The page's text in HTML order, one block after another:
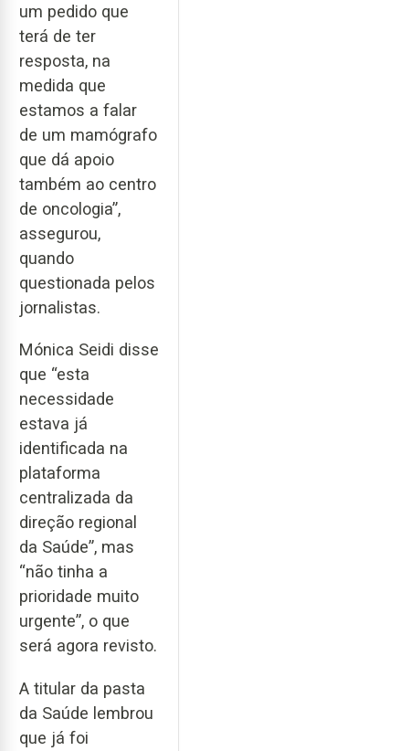
um pedido que
terá de ter
resposta, na
medida que
estamos a falar
de um mamógrafo
que dá apoio
também ao centro
de oncologia”,
assegurou,
quando
questionada pelos
jornalistas.
Mónica Seidi disse
que “esta
necessidade
estava já
identificada na
plataforma
centralizada da
direção regional
da Saúde”, mas
“não tinha a
prioridade muito
urgente”, o que
será agora revisto.
A titular da pasta
da Saúde lembrou
que já foi